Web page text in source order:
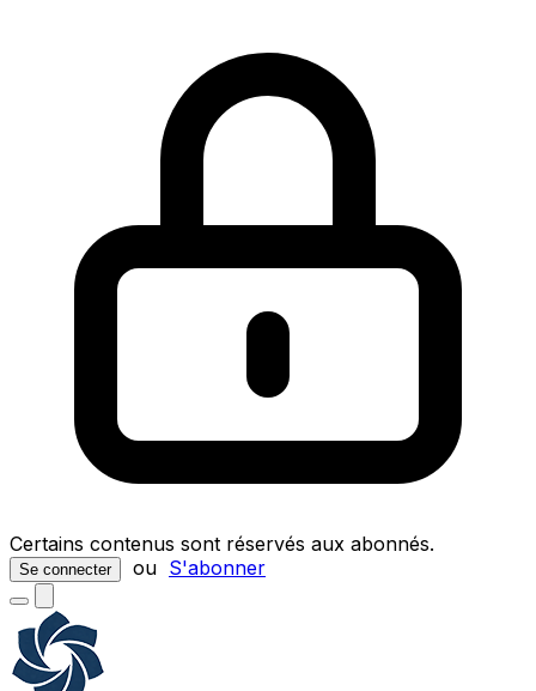
Certains contenus sont réservés aux abonnés.
Se connecter ou S'abonner